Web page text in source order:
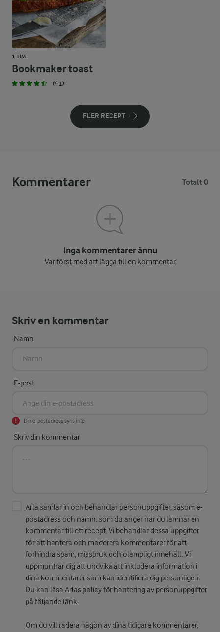
1 TIM
Bookmaker toast
(41)
FLER RECEPT
Kommentarer Totalt 0
Inga kommentarer ännu
Var först med att lägga till en kommentar
Skriv en kommentar
Namn
E-post
Din e-postadress syns inte
Skriv din kommentar
Arla samlar in och behandlar personuppgifter, såsom e-
postadress och namn, som du anger när du lämnar en
kommentar till ett recept. Vi behandlar dessa uppgifter
för att hantera och moderera kommentarer för att
förhindra spam, missbruk och olämpligt innehåll. Vi
uppmuntrar dig att undvika att inkludera information i
dina kommentarer som kan identifiera dig personligen.
Du kan läsa Arlas policy för hantering av personuppgifter
på följande länk.
Om du vill radera någon av dina tidigare kommentarer,